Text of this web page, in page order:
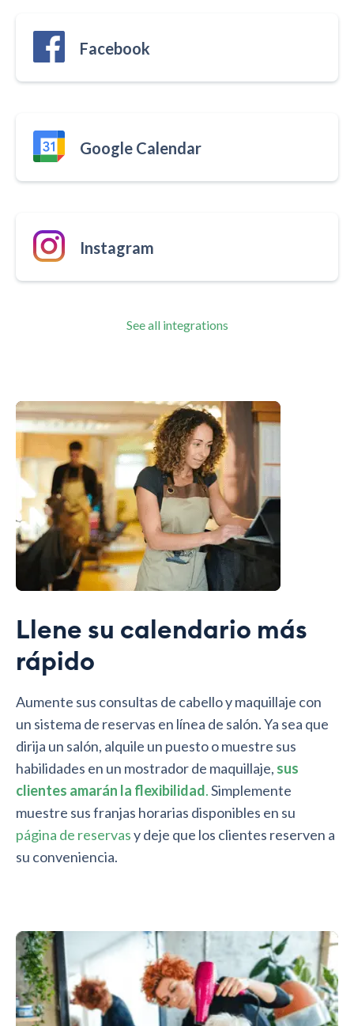
Facebook
Google Calendar
Instagram
See all integrations
Llene su calendario más
rápido
Aumente sus consultas de cabello y maquillaje con
un sistema de reservas en línea de salón. Ya sea que
dirija un salón, alquile un puesto o muestre sus
habilidades en un mostrador de maquillaje, sus
clientes amarán la flexibilidad.Simplemente
muestre sus franjas horarias disponibles en su
página de reservasy deje que los clientes reserven a
su conveniencia.